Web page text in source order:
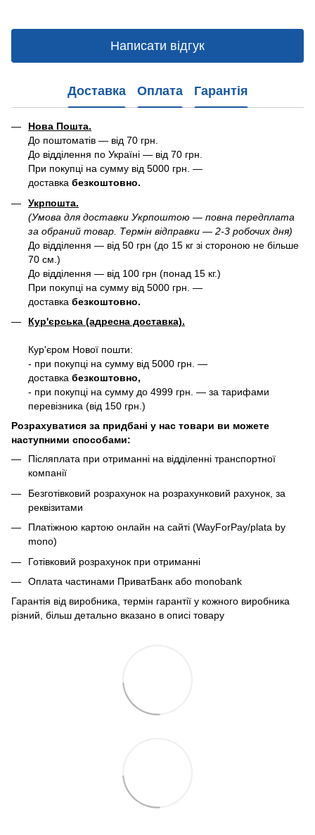
Написати відгук
Доставка Оплата Гарантія
Нова Пошта.
До поштоматів — від 70 грн.
До відділення по Україні — від 70 грн.
При покупці на сумму від 5000 грн. —
доставка безкоштовно.
Укрпошта.
(Умова для доставки Укрпоштою — повна передплата
за обраний товар. Термін відправки — 2-3 робочих дня)
До відділення — від 50 грн (до 15 кг зі стороною не більше
70 см.)
До відділення — від 100 грн (понад 15 кг.)
При покупці на сумму від 5000 грн. —
доставка безкоштовно.
Кур'єрська (адресна доставка).
Кур'єром Нової пошти:
- при покупці на сумму від 5000 грн. —
доставка безкоштовно,
- при покупці на сумму до 4999 грн. — за тарифами
перевізника (від 150 грн.)
Розрахуватися за придбані у нас товари ви можете
наступними способами:
Післяплата при отриманні на відділенні транспортної
компанії
Безготівковий розрахунок на розрахунковий рахунок, за
реквізитами
Платіжною картою онлайн на сайті (WayForPay/plata by
mono)
Готівковий розрахунок при отриманні
Оплата частинами ПриватБанк або monobank
Гарантія від виробника, термін гарантії у кожного виробника
різний, більш детально вказано в описі товару